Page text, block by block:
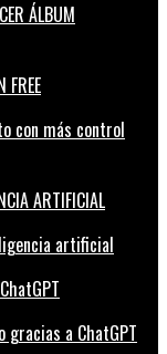
ÁLBUM
con más control
artificial
a ChatGPT